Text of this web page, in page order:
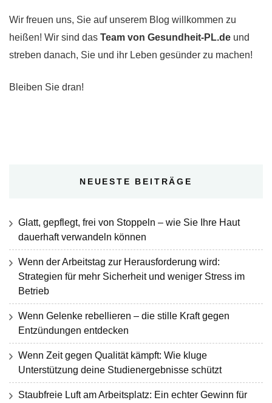
Wir freuen uns, Sie auf unserem Blog willkommen zu
heißen! Wir sind das Team von Gesundheit-PL.de und
streben danach, Sie und ihr Leben gesünder zu machen!
Bleiben Sie dran!
NEUESTE BEITRÄGE
Glatt, gepflegt, frei von Stoppeln – wie Sie Ihre Haut
dauerhaft verwandeln können
Wenn der Arbeitstag zur Herausforderung wird:
Strategien für mehr Sicherheit und weniger Stress im
Betrieb
Wenn Gelenke rebellieren – die stille Kraft gegen
Entzündungen entdecken
Wenn Zeit gegen Qualität kämpft: Wie kluge
Unterstützung deine Studienergebnisse schützt
Staubfreie Luft am Arbeitsplatz: Ein echter Gewinn für